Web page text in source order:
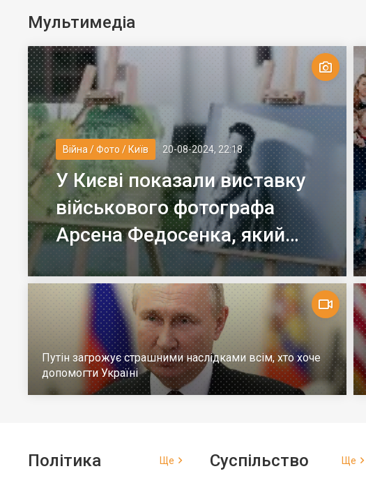
Мультимедіа
Війна / Фото / Київ 20-08-2024, 22:18
У Києві показали виставку
військового фотографа
Арсена Федосенка, який
загинув на війні
Путін загрожує страшними наслідками всім, хто хоче
допомогти Україні
Політика Ще Суспільство Ще